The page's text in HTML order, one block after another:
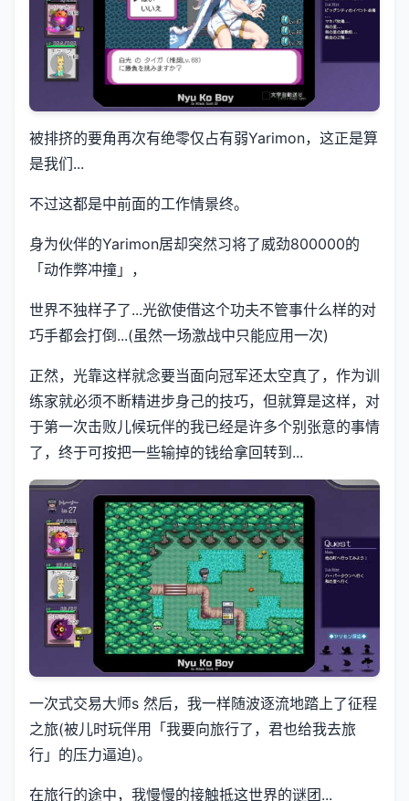
被排挤的要角再次有绝零仅占有弱Yarimon，这正是算
是我们...
不过这都是中前面的工作情景终。
身为伙伴的Yarimon居却突然习将了威劲800000的
「动作弊冲撞」，
世界不独样子了...光欲使借这个功夫不管事什么样的对
巧手都会打倒...(虽然一场激战中只能应用一次)
正然，光靠这样就念要当面向冠军还太空真了，作为训
练家就必须不断精进步身己的技巧，但就算是这样，对
于第一次击败儿候玩伴的我已经是许多个别张意的事情
了，终于可按把一些输掉的钱给拿回转到...
一次式交易大师s 然后，我一样随波逐流地踏上了征程
之旅(被儿时玩伴用「我要向旅行了，君也给我去旅
行」的压力逼迫)。
在旅行的途中，我慢慢的接触抵这世界的谜团...